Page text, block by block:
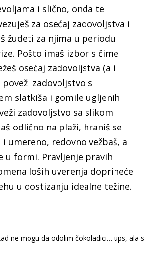
i slično, onda te
za osećaj zadovoljstva i
žudeti za njima u periodu
Pošto imaš izbor s čime
osećaj zadovoljstva (a i
poveži zadovoljstvo s
slatkiša i gomile ugljenih
zadovoljstvo sa slikom
odlično na plaži, hraniš se
i umereno, redovno vežbaš, a
u formi. Pravljenje pravih
loših uverenja doprineće
u dostizanju idealne težine.
ne mogu da odolim čokoladici… ups, ala